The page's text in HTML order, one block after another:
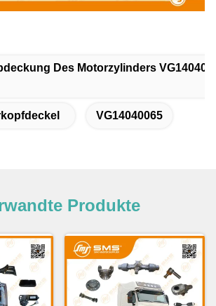
Des Motorzylinders
VG14040065
Produkte